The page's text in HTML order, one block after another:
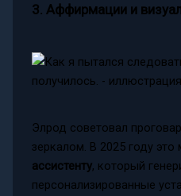
3. Аффирмации и
Элрод советовал
зеркалом. В 2025 году
ассистенту, который
персонализированные